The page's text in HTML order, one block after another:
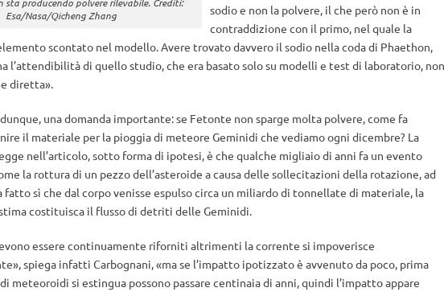
Esa/Nasa/Qicheng Zhang
sodio e non la polvere, il che però non è in
contraddizione con il primo, nel quale la
scontato nel modello. Avere trovato davvero il sodio nella coda di Phaethon,
l’attendibilità di quello studio, che era basato solo su modelli e test di laboratorio, non
diretta».
una domanda importante: se Fetonte non sparge molta polvere, come fa
il materiale per la pioggia di meteore Geminidi che vediamo ogni dicembre? La
nell’articolo, sotto forma di ipotesi, è che qualche migliaio di anni fa un evento
la rottura di un pezzo dell’asteroide a causa delle sollecitazioni della rotazione, ad
fatto sì che dal corpo venisse espulso circa un miliardo di tonnellate di materiale, la
costituisca il flusso di detriti delle Geminidi.
essere continuamente riforniti altrimenti la corrente si impoverisce
spiega infatti Carbognani, «ma se l’impatto ipotizzato è avvenuto da poco, prima
meteoroidi si estingua possono passare centinaia di anni, quindi l’impatto appare